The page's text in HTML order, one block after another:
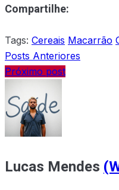
Compartilhe:
Tags: Cereais Macarrão
Posts Anteriores
Próximo post
Lucas Mendes